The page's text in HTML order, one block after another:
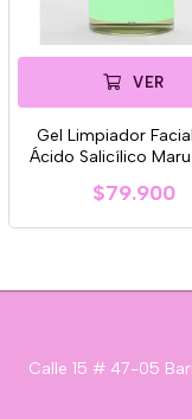
VER
Gel Limpiador
Ácido Salicílico
$79.900
Calle 15 # 47-05